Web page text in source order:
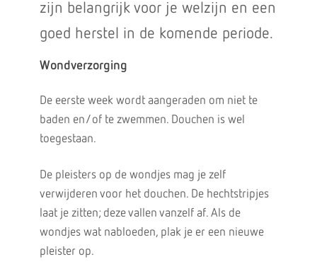
zijn belangrijk voor je welzijn en een
goed herstel in de komende periode.
Wondverzorging
De eerste week wordt aangeraden om niet te
baden en/of te zwemmen. Douchen is wel
toegestaan.
De pleisters op de wondjes mag je zelf
verwijderen voor het douchen. De hechtstripjes
laat je zitten; deze vallen vanzelf af. Als de
wondjes wat nabloeden, plak je er een nieuwe
pleister op.